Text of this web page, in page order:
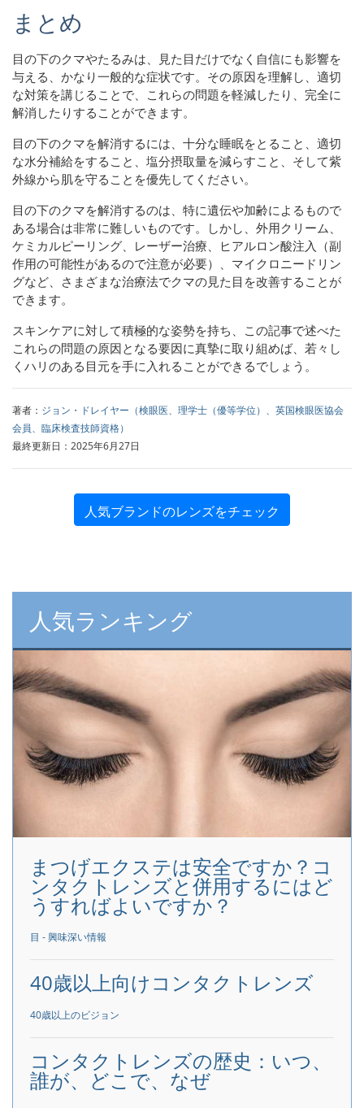
まとめ
目の下のクマやたるみは、見た目だけでなく自信にも影響を
与える、かなり一般的な症状です。その原因を理解し、適切
な対策を講じることで、これらの問題を軽減したり、完全に
解消したりすることができます。
目の下のクマを解消するには、十分な睡眠をとること、適切
な水分補給をすること、塩分摂取量を減らすこと、そして紫
外線から肌を守ることを優先してください。
目の下のクマを解消するのは、特に遺伝や加齢によるもので
ある場合は非常に難しいものです。しかし、外用クリーム、
ケミカルピーリング、レーザー治療、ヒアルロン酸注入（副
作用の可能性があるので注意が必要）、マイクロニードリン
グなど、さまざまな治療法でクマの見た目を改善することが
できます。
スキンケアに対して積極的な姿勢を持ち、この記事で述べた
これらの問題の原因となる要因に真摯に取り組めば、若々し
くハリのある目元を手に入れることができるでしょう。
著者： ジョン・ドレイヤー（検眼医、理学士（優等学位）、英国検眼医協会
会員、臨床検査技師資格）
最終更新日：2025年6月27日
人気ブランドのレンズをチェック
人気ランキング
まつげエクステは安全ですか？コ
ンタクトレンズと併用するにはど
うすればよいですか？
目 - 興味深い情報
40歳以上向けコンタクトレンズ
40歳以上のビジョン
コンタクトレンズの歴史：いつ、
誰が、どこで、なぜ